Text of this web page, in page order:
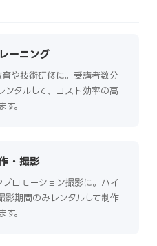
ーニング
や技術研修に。受講者数分
ンタルして、コスト効率の高
。
・撮影
ロモーション撮影に。ハイ
影期間のみレンタルして制作
。